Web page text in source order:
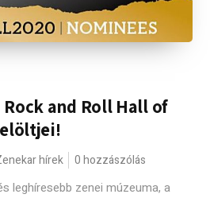
and Roll Hall of
hírek 0 hozzászólás
leghíresebb zenei múzeuma, a